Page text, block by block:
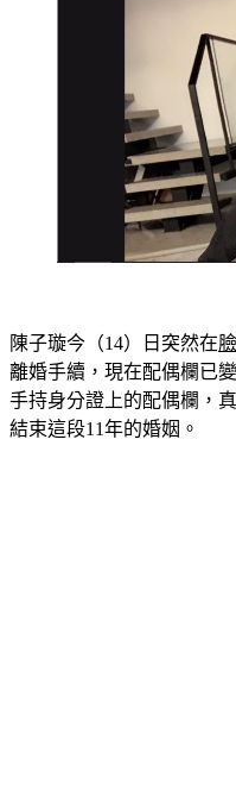
陳子璇今（14）日突然在
離婚手續，現在配偶欄已
手持身分證上的配偶欄，